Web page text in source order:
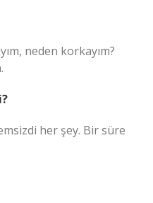
neden korkayım?
her şey. Bir süre